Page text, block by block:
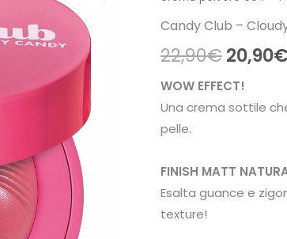
Candy Club –
22,90€Il
prezzo
20,90€
WOW EFFECT!
Una crema sottile
pelle.
FINISH MATT
Esalta guance e
texture!